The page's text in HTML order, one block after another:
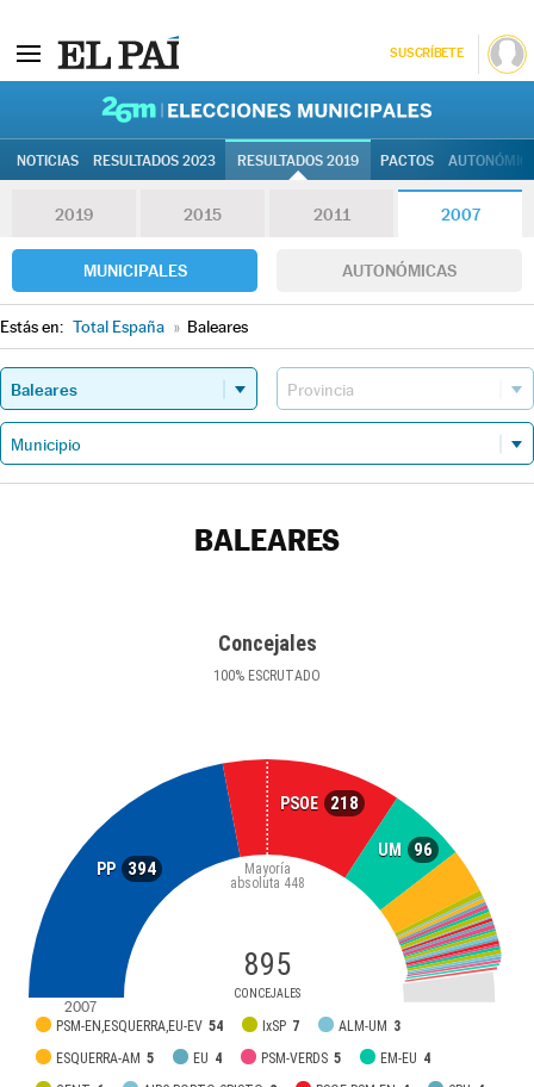
SUSCRÍBETE
NOTICIAS RESULTADOS 2023 RESULTADOS 2019 PACTOS
2019 2015 2011 2007
MUNICIPALES AUTONÓMICAS
Estás en: Total España » Baleares
BALEARES
Concejales
100% ESCRUTADO
PP 394
PSOE 218
UM 96
895
CONCEJALES
Mayoría
absoluta 448
PSM-EN,ESQUERRA,EU-EV 54 IxSP 7 ALM-UM 3
ESQUERRA-AM 5 EU 4 PSM-VERDS 5 EM-EU 4
2007